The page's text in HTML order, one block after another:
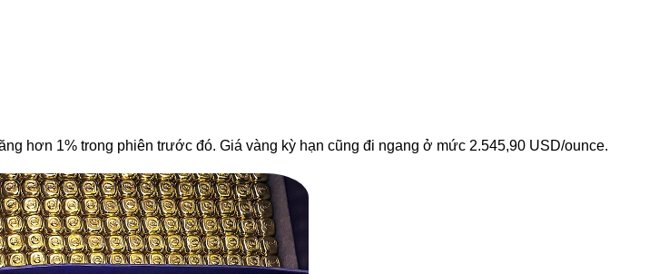
hơn 1% trong phiên trước đó. Giá vàng kỳ hạn cũng đi ngang ở mức 2.545,90 USD/ounce.